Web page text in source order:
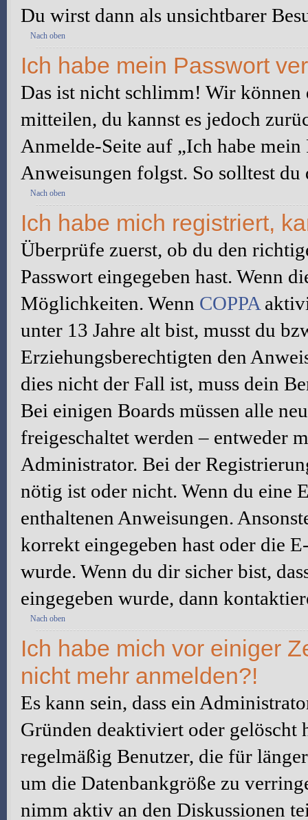
Du wirst dann als unsichtbarer
Nach oben
Ich habe mein Passwort
Das ist nicht schlimm! Wir
mitteilen, du kannst es jedoch
Anmelde-Seite auf „Ich habe
Anweisungen folgst. So solltest
Nach oben
Ich habe mich registriert,
Überprüfe zuerst, ob du den
Passwort eingegeben hast. Wenn
Möglichkeiten. Wenn COPPA
unter 13 Jahre alt bist, musst du
Erziehungsberechtigten den
dies nicht der Fall ist, muss dein
Bei einigen Boards müssen alle
freigeschaltet werden – entweder
Administrator. Bei der
nötig ist oder nicht. Wenn du eine
enthaltenen Anweisungen.
korrekt eingegeben hast oder die
wurde. Wenn du dir sicher bist,
eingegeben wurde, dann
Nach oben
Ich habe mich vor einiger
nicht mehr anmelden?!
Es kann sein, dass ein
Gründen deaktiviert oder gelöscht
regelmäßig Benutzer, die für
um die Datenbankgröße zu
nimm aktiv an den Diskussionen